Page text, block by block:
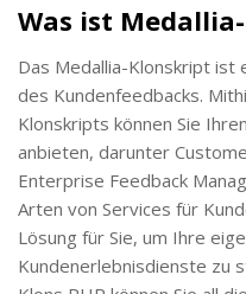
Was ist
Das Medallia-Klonskript ist
des Kundenfeedbacks.
Klonskripts können Sie
anbieten, darunter
Enterprise Feedback
Arten von Services für
Lösung für Sie, um Ihre
Kundenerlebnisdienste zu